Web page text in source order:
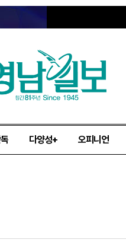
다양성+ 오피니언